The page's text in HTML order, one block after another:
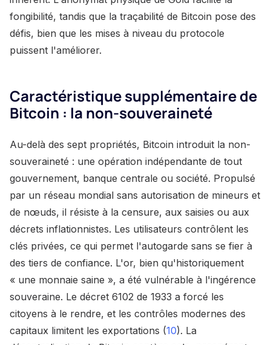
fongibilité, tandis que la traçabilité de Bitcoin pose des
défis, bien que les mises à niveau du protocole
puissent l'améliorer.
Caractéristique supplémentaire de
Bitcoin : la non-souveraineté
Au-delà des sept propriétés, Bitcoin introduit la non-
souveraineté : une opération indépendante de tout
gouvernement, banque centrale ou société. Propulsé
par un réseau mondial sans autorisation de mineurs et
de nœuds, il résiste à la censure, aux saisies ou aux
décrets inflationnistes. Les utilisateurs contrôlent les
clés privées, ce qui permet l'autogarde sans se fier à
des tiers de confiance. L'or, bien qu'historiquement
« une monnaie saine », a été vulnérable à l'ingérence
souveraine. Le décret 6102 de 1933 a forcé les
citoyens à le rendre, et les contrôles modernes des
capitaux limitent les exportations (10). La